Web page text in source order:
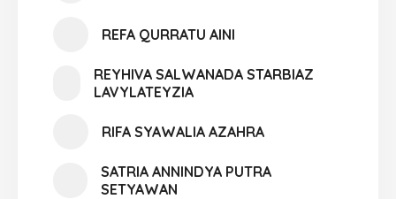
REFA QURRATU AINI
REYHIVA SALWANADA STARBIAZ
LAVYLATEYZIA
RIFA SYAWALIA AZAHRA
SATRIA ANNINDYA PUTRA
SETYAWAN